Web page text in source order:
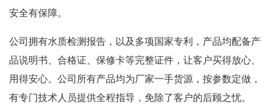
安全有保障。
公司拥有水质检测报告，以及多项国家专利，产品均配备产
品说明书、合格证、保修卡等完整证件，让客户买得放心、
用得安心。公司所有产品均为厂家一手货源，按参数定做，
有专门技术人员提供全程指导，免除了客户的后顾之忧。